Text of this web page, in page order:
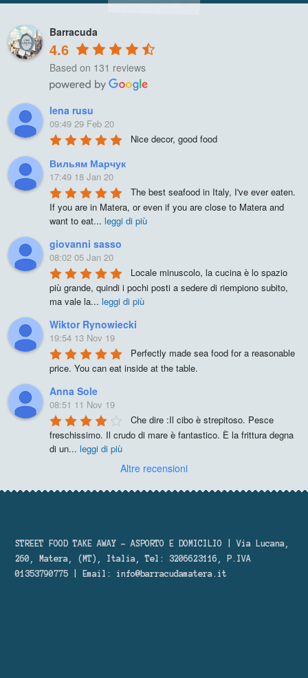
Barracuda
4.6
Based on 131 reviews
lena rusu
09:49 29 Feb 20
Nice decor, good food
Вильям Марчук
17:49 18 Jan 20
The best seafood in Italy, I've ever eaten.
If you are in Matera, or even if you are close to Matera and
want to eat... leggi di più
giovanni sasso
08:02 05 Jan 20
Locale minuscolo, la cucina è lo spazio
più grande, quindi i pochi posti a sedere di riempiono subito,
ma vale la... leggi di più
Wiktor Rynowiecki
19:54 13 Nov 19
Perfectly made sea food for a reasonable
price. You can eat inside at the table.
Anna Sole
08:51 11 Nov 19
Che dire :Il cibo è strepitoso. Pesce
freschissimo. Il crudo di mare è fantastico. È la frittura degna
di un... leggi di più
Altre recensioni
STREET FOOD TAKE AWAY – ASPORTO E DOMICILIO | Via Lucana,
260, Matera, (MT), Italia, Tel: 3206623116, P.IVA
01353790775 | Email: info@barracudamatera.it